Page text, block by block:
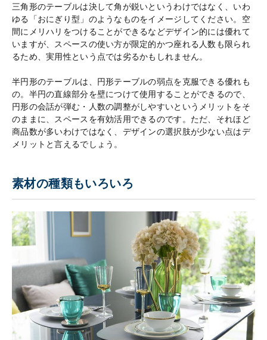
三角形のテーブルは決して角が鋭いというわけではなく、いわ
ゆる「おにぎり型」のようなものをイメージしてください。空
間にメリハリをつけることができるなどデザイン的には優れて
いますが、スペースの使い方が限定的かつ座れる人数も限られ
るため、実用性という点では劣るかもしれません。
半円形のテーブルは、円形テーブルの弱点を克服できる優れも
の。半円の直線部分を壁につけて使用することができるので、
円形の会話が弾む・人数の調整がしやすいというメリットをそ
のままに、スペースを有効活用できるのです。ただ、それほど
商品数が多いわけではなく、デザインの選択肢が少ない点はデ
メリットと言えるでしょう。
素材の種類もいろいろ